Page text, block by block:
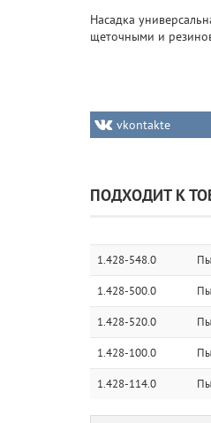
Насадка
щеточными и
vkontakte
ПОДХОДИТ К
1.428-548.0
1.428-500.0
1.428-520.0
1.428-100.0
1.428-114.0